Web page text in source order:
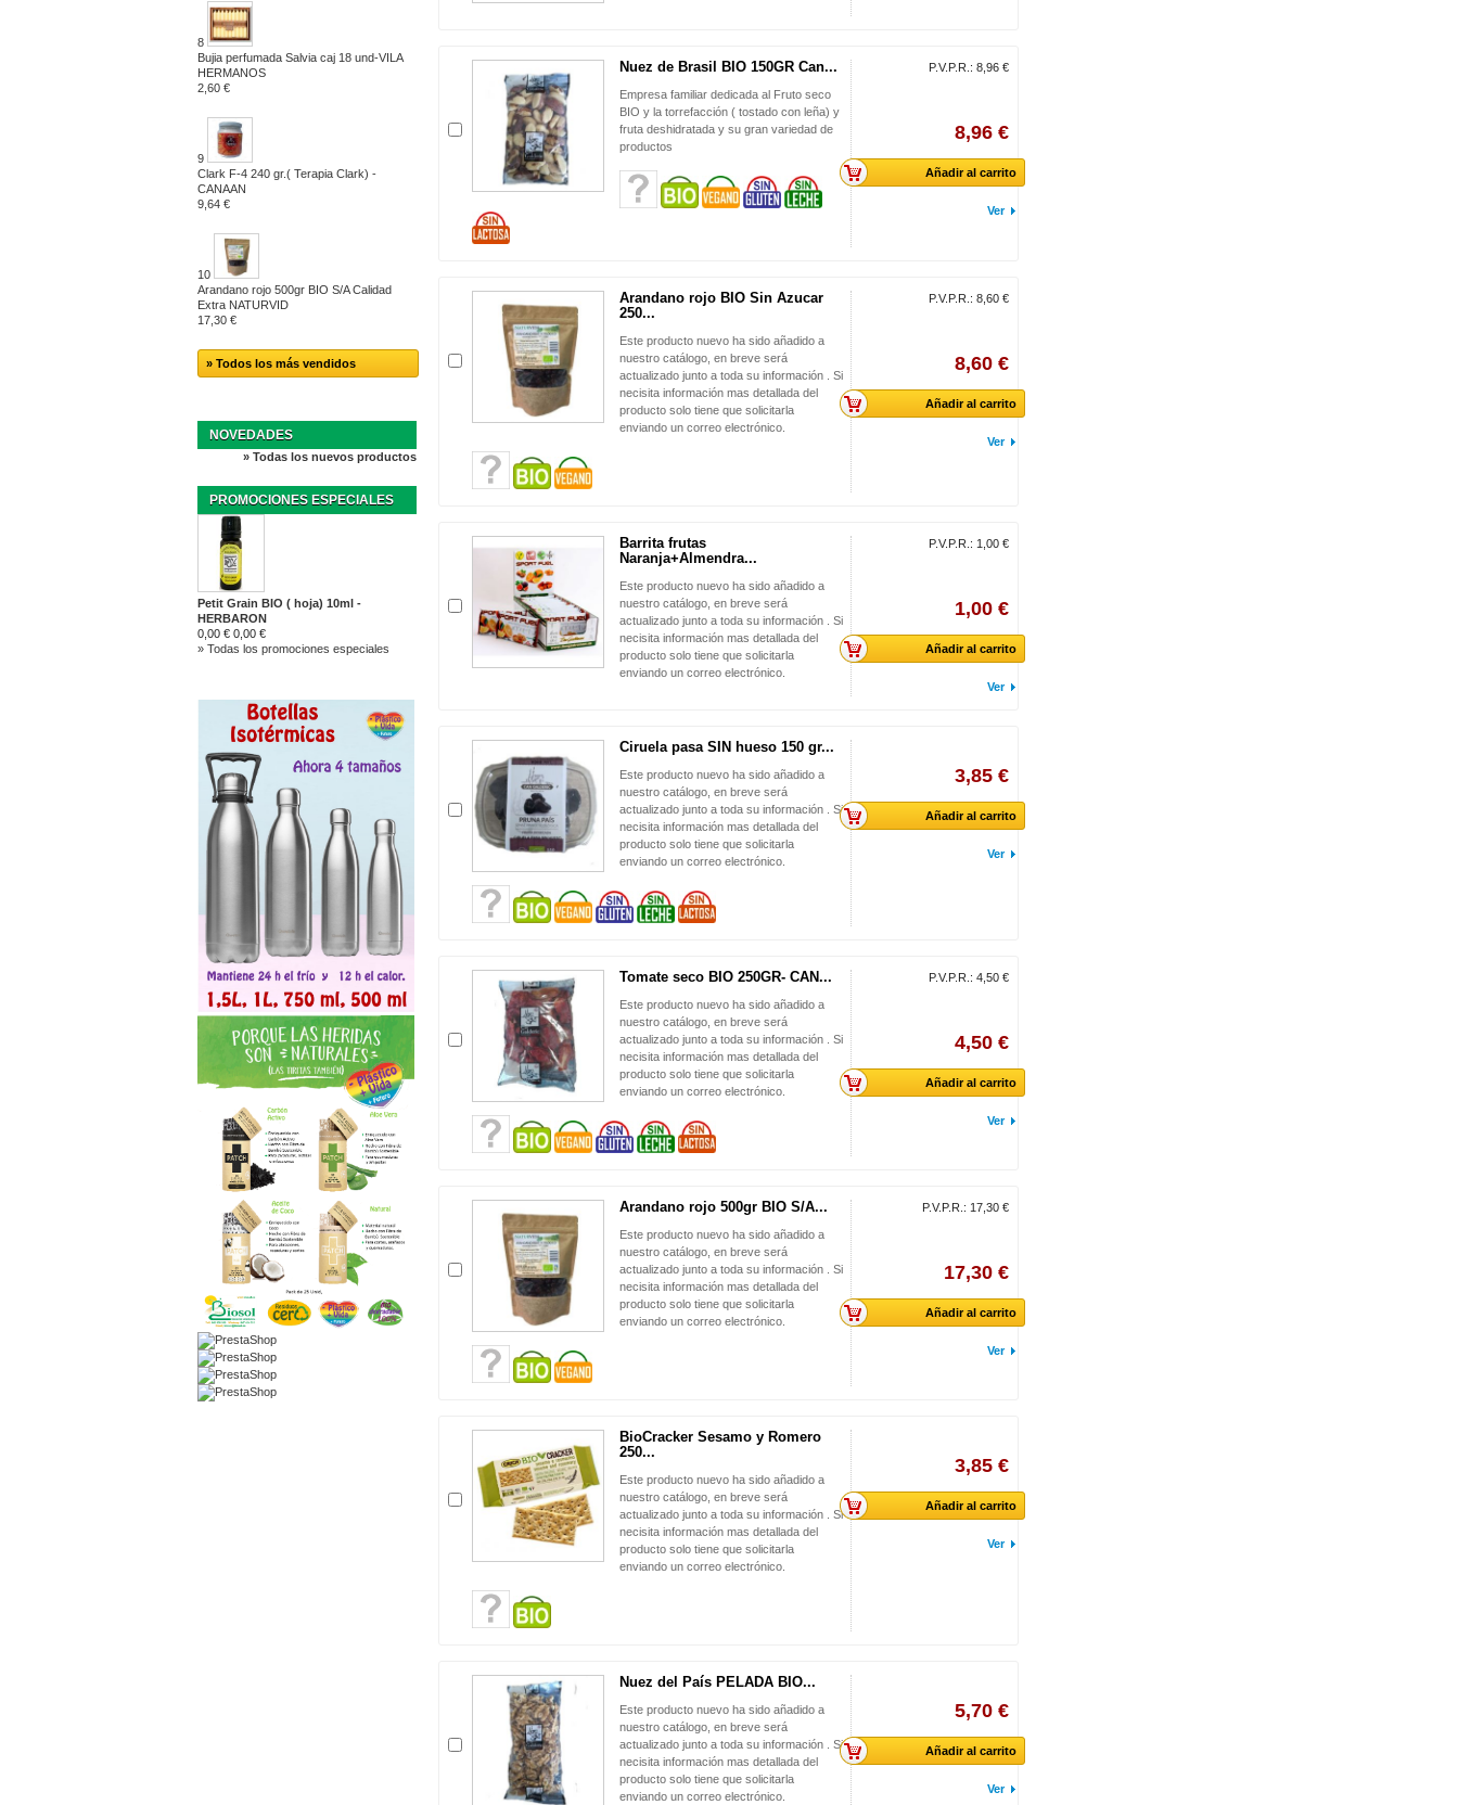
8
Bujia perfumada Salvia caj 18 und-VILA
HERMANOS
2,60 €
9
Clark F-4 240 gr.( Terapia Clark) -
CANAAN
9,64 €
10
Arandano rojo 500gr BIO S/A Calidad
Extra NATURVID
17,30 €
» Todos los más vendidos
NOVEDADES
» Todas los nuevos productos
PROMOCIONES ESPECIALES
Petit Grain BIO ( hoja) 10ml -
HERBARON
0,00 € 0,00 €
» Todas los promociones especiales
Nuez de Brasil BIO 150GR Can...
Empresa familiar dedicada al Fruto seco
BIO y la torrefacción ( tostado con leña) y
fruta deshidratada y su gran variedad de
productos
P.V.P.R.: 8,96 €
8,96 €
Añadir al carrito
Ver
Arandano rojo BIO Sin Azucar
250...
Este producto nuevo ha sido añadido a
nuestro catálogo, en breve será
actualizado junto a toda su información . Si
necisita información mas detallada del
producto solo tiene que solicitarla
enviando un correo electrónico.
P.V.P.R.: 8,60 €
8,60 €
Añadir al carrito
Ver
Barrita frutas
Naranja+Almendra...
Este producto nuevo ha sido añadido a
nuestro catálogo, en breve será
actualizado junto a toda su información . Si
necisita información mas detallada del
producto solo tiene que solicitarla
enviando un correo electrónico.
P.V.P.R.: 1,00 €
1,00 €
Añadir al carrito
Ver
Ciruela pasa SIN hueso 150 gr...
Este producto nuevo ha sido añadido a
nuestro catálogo, en breve será
actualizado junto a toda su información . Si
necisita información mas detallada del
producto solo tiene que solicitarla
enviando un correo electrónico.
3,85 €
Añadir al carrito
Ver
Tomate seco BIO 250GR- CAN...
Este producto nuevo ha sido añadido a
nuestro catálogo, en breve será
actualizado junto a toda su información . Si
necisita información mas detallada del
producto solo tiene que solicitarla
enviando un correo electrónico.
P.V.P.R.: 4,50 €
4,50 €
Añadir al carrito
Ver
Arandano rojo 500gr BIO S/A...
Este producto nuevo ha sido añadido a
nuestro catálogo, en breve será
actualizado junto a toda su información . Si
necisita información mas detallada del
producto solo tiene que solicitarla
enviando un correo electrónico.
P.V.P.R.: 17,30 €
17,30 €
Añadir al carrito
Ver
BioCracker Sesamo y Romero
250...
Este producto nuevo ha sido añadido a
nuestro catálogo, en breve será
actualizado junto a toda su información . Si
necisita información mas detallada del
producto solo tiene que solicitarla
enviando un correo electrónico.
3,85 €
Añadir al carrito
Ver
Nuez del País PELADA BIO...
Este producto nuevo ha sido añadido a
nuestro catálogo, en breve será
actualizado junto a toda su información . Si
necisita información mas detallada del
producto solo tiene que solicitarla
enviando un correo electrónico.
5,70 €
Añadir al carrito
Ver